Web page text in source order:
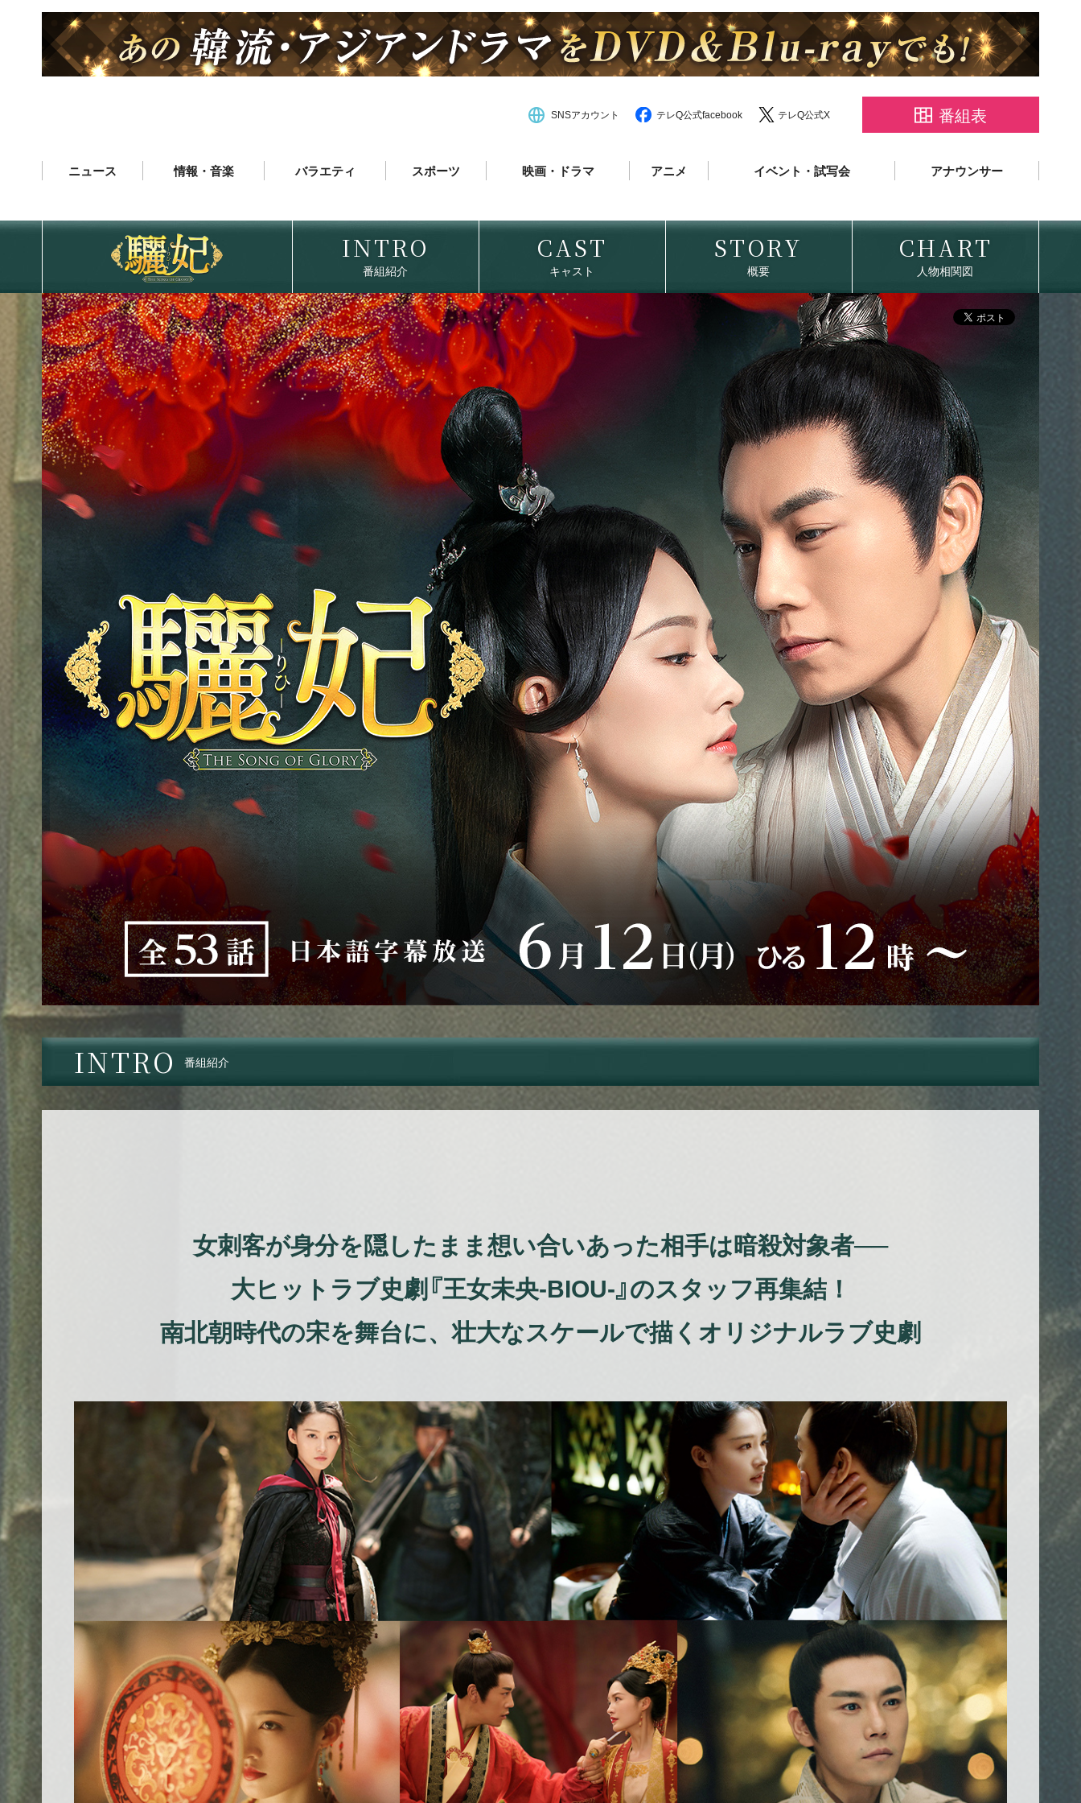
SNSアカウント テレQ公式facebook テレQ公式X 番組表
ニュース 情報・音楽 バラエティ スポーツ 映画・ドラマ アニメ イベント・試写会 アナウンサー
INTRO
番組紹介
CAST
キャスト
STORY
概要
CHART
人物相関図
INTRO 番組紹介
女刺客が身分を隠したまま想い合いあった相手は暗殺対象者──
大ヒットラブ史劇『王女未央-BIOU-』のスタッフ再集結！
南北朝時代の宋を舞台に、壮大なスケールで描くオリジナルラブ史劇